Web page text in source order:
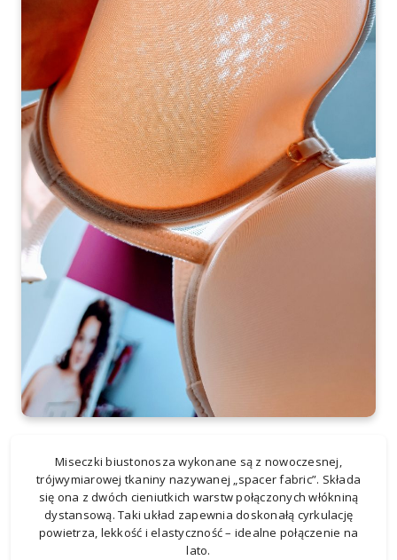
Miseczki biustonosza wykonane są z nowoczesnej,
trójwymiarowej tkaniny nazywanej „spacer fabric”. Składa
się ona z dwóch cieniutkich warstw połączonych włókniną
dystansową. Taki układ zapewnia doskonałą cyrkulację
powietrza, lekkość i elastyczność – idealne połączenie na
lato.